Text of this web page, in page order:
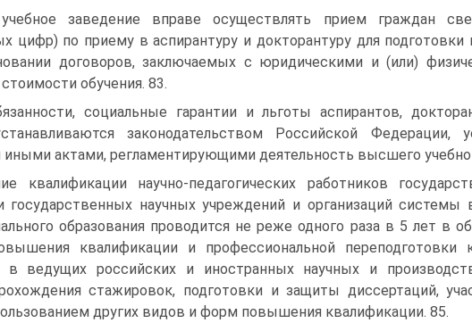
заведение вправе осуществлять прием граждан
цифр) по приему в аспирантуру и докторантуру для
договоров, заключаемых с юридическими и (или)
обучения. 83.
социальные гарантии и льготы аспирантов,
законодательством Российской Федерации,
иными актами, регламентирующими деятельность высшего
квалификации научно-педагогических работников
государственных научных учреждений и организаций системы
образования проводится не реже одного раза в 5 лет в
квалификации и профессиональной
в ведущих российских и иностранных научных и
стажировок, подготовки и защиты диссертаций,
других видов и форм повышения квалификации. 85.